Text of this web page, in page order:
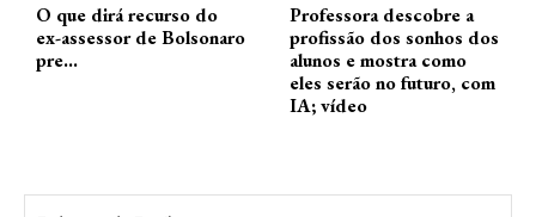
O que dirá recurso do
ex-assessor de Bolsonaro
pre…
Professora descobre a
profissão dos sonhos dos
alunos e mostra como
eles serão no futuro, com
IA; vídeo